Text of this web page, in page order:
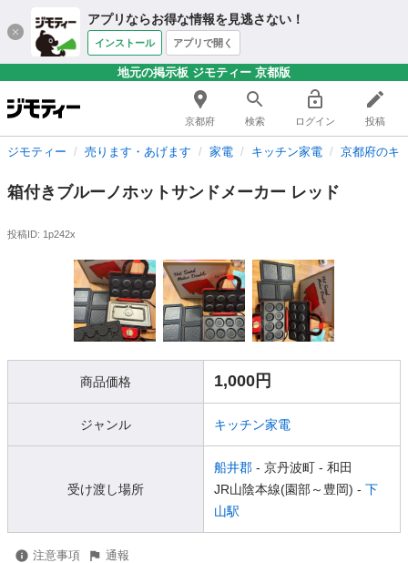
アプリならお得な情報を見逃さない！
インストール アプリで開く
地元の掲示板 ジモティー 京都版
京都府 検索 ログイン 投稿
ジモティー 売ります・あげます 家電 キッチン家電 京都府のキ
箱付きブルーノホットサンドメーカー レッド
投稿ID: 1p242x
商品価格 1,000円
ジャンル キッチン家電
受け渡し場所
船井郡 - 京丹波町 - 和田
JR山陰本線(園部～豊岡) - 下
山駅
注意事項 通報